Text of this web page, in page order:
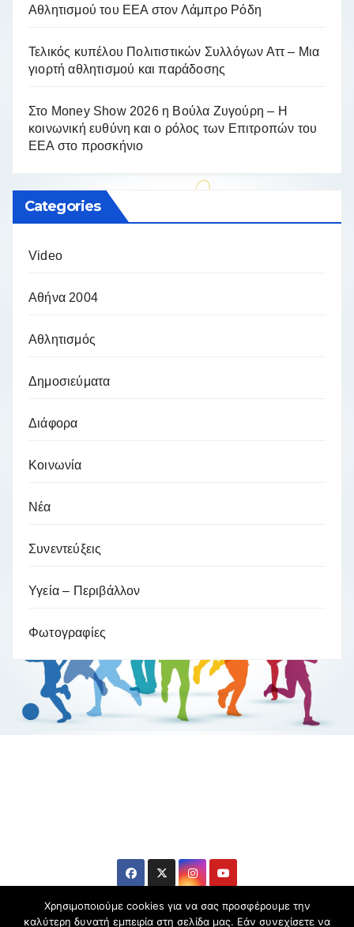
Αθλητισμού του ΕΕΑ στον Λάμπρο Ρόδη
Τελικός κυπέλου Πολιτιστικών Συλλόγων Αττ – Μια
γιορτή αθλητισμού και παράδοσης
Στο Money Show 2026 η Βούλα Ζυγούρη – Η
κοινωνική ευθύνη και ο ρόλος των Επιτροπών του
ΕΕΑ στο προσκήνιο
Categories
Video
Αθήνα 2004
Αθλητισμός
Δημοσιεύματα
Διάφορα
Κοινωνία
Νέα
Συνεντεύξεις
Υγεία – Περιβάλλον
Φωτογραφίες
Χρησιμοποιούμε cookies για να σας προσφέρουμε την
καλύτερη δυνατή εμπειρία στη σελίδα μας. Εάν συνεχίσετε να